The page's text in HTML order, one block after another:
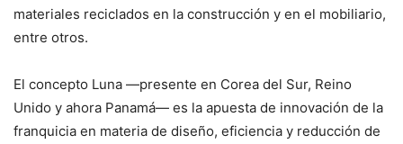
materiales reciclados en la construcción y en el mobiliario,
entre otros.
El concepto Luna —presente en Corea del Sur, Reino
Unido y ahora Panamá— es la apuesta de innovación de la
franquicia en materia de diseño, eficiencia y reducción de